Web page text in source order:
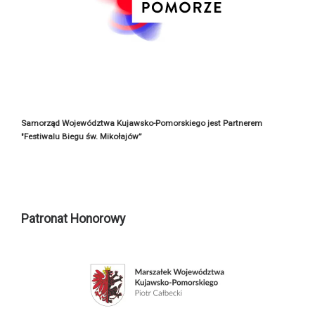
Samorząd Województwa Kujawsko-Pomorskiego jest Partnerem
"Festiwalu Biegu św. Mikołajów”
Patronat Honorowy